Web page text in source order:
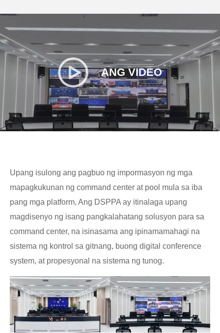
ANG VIDEO
Upang isulong ang pagbuo ng impormasyon ng mga
mapagkukunan ng command center at pool mula sa iba
pang mga platform, Ang DSPPA ay itinalaga upang
magdisenyo ng isang pangkalahatang solusyon para sa
command center, na isinasama ang ipinamamahagi na
sistema ng kontrol sa gitnang, buong digital conference
system, at propesyonal na sistema ng tunog.